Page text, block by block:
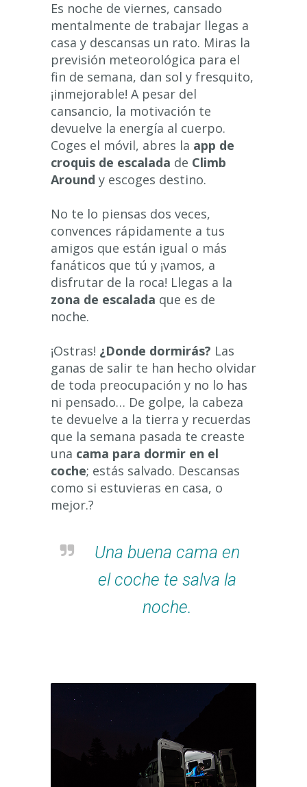
Es noche de viernes, cansado
mentalmente de trabajar llegas a
casa y descansas un rato. Miras la
previsión meteorológica para el
fin de semana, dan sol y fresquito,
¡inmejorable! A pesar del
cansancio, la motivación te
devuelve la energía al cuerpo.
Coges el móvil, abres la app de
croquis de escalada de Climb
Around y escoges destino.
No te lo piensas dos veces,
convences rápidamente a tus
amigos que están igual o más
fanáticos que tú y ¡vamos, a
disfrutar de la roca! Llegas a la
zona de escalada que es de
noche.
¡Ostras! ¿Donde dormirás? Las
ganas de salir te han hecho olvidar
de toda preocupación y no lo has
ni pensado… De golpe, la cabeza
te devuelve a la tierra y recuerdas
que la semana pasada te creaste
una cama para dormir en el
coche; estás salvado. Descansas
como si estuvieras en casa, o
mejor.?
Una buena cama en
el coche te salva la
noche.